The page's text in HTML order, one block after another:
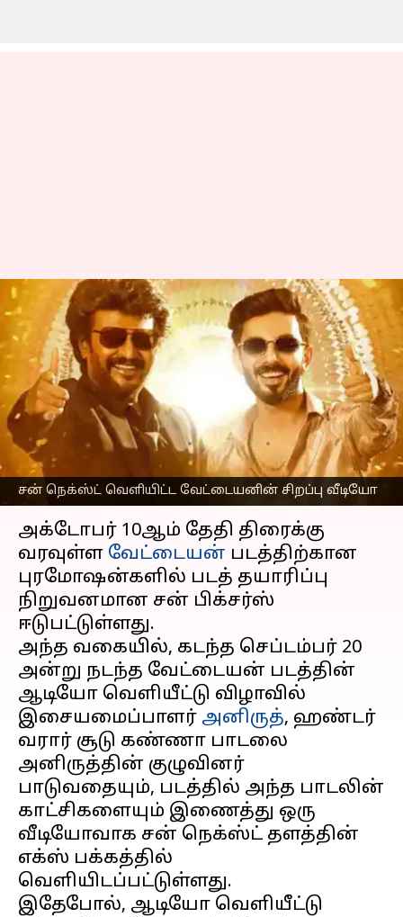
சன் நெக்ஸ்ட் வெளியிட்ட வேட்டையனின் சிறப்பு வீடியோ
ஹண்டர் வரார் சூடு
கண்ணா; சன் நெக்ஸ்ட்
எக்ஸ் பக்கத்தில்
வெளியான வேட்டையன்
படத்தின் சிறப்பு வீடியோ
எழுதியவர் Sekar Chinnappan Oct 08, 2024 03:26 pm
செய்தி முன்னோட்டம்
அக்டோபர் 10ஆம் தேதி திரைக்கு
வரவுள்ள வேட்டையன் படத்திற்கான
புரமோஷன்களில் படத் தயாரிப்பு
நிறுவனமான சன் பிக்சர்ஸ்
ஈடுபட்டுள்ளது.
அந்த வகையில், கடந்த செப்டம்பர் 20
அன்று நடந்த வேட்டையன் படத்தின்
ஆடியோ வெளியீட்டு விழாவில்
இசையமைப்பாளர் அனிருத், ஹண்டர்
வரார் சூடு கண்ணா பாடலை
அனிருத்தின் குழுவினர்
பாடுவதையும், படத்தில் அந்த பாடலின்
காட்சிகளையும் இணைத்து ஒரு
வீடியோவாக சன் நெக்ஸ்ட் தளத்தின்
எக்ஸ் பக்கத்தில்
வெளியிடப்பட்டுள்ளது.
இதேபோல், ஆடியோ வெளியீட்டு